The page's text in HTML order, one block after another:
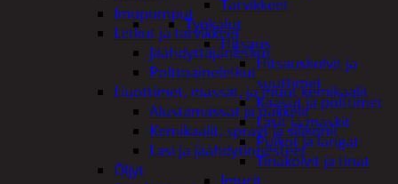
Tarvikkeet
Työkalut
Hitsaus
Hitsauskolvit ja
suuttimet
Kaasut ja polttimet
Lasit ja maskit
Puikot ja langat
Tinakolvit ja tinat
Imupumput
Letkut ja tarvikkeet
Jäähdyttäjänletkut
Polttoaineletkut
Liuottimet, massat, ja muut kemikaalit
Alustamassat ja pakkelit
Kemikaalit, sprayt ja silikonit
Lasi ja jäähdytinnesteet
Öljyt